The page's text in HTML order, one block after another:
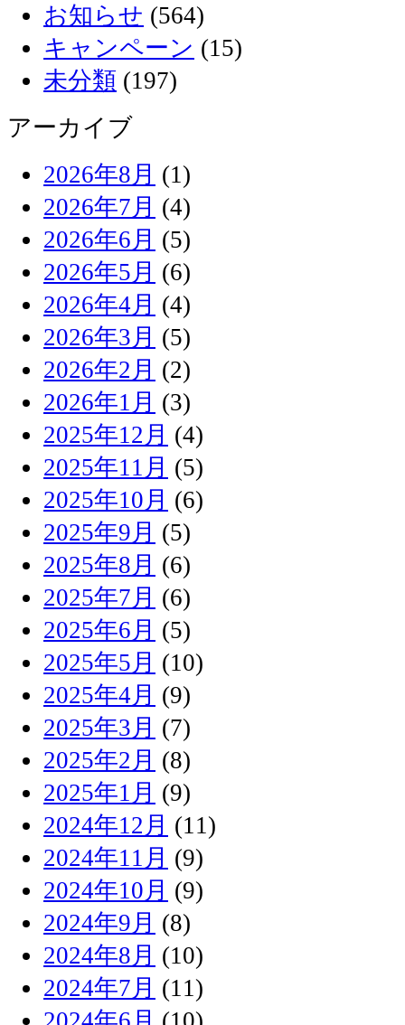
お知らせ (564)
キャンペーン (15)
未分類 (197)
アーカイブ
2026年8月 (1)
2026年7月 (4)
2026年6月 (5)
2026年5月 (6)
2026年4月 (4)
2026年3月 (5)
2026年2月 (2)
2026年1月 (3)
2025年12月 (4)
2025年11月 (5)
2025年10月 (6)
2025年9月 (5)
2025年8月 (6)
2025年7月 (6)
2025年6月 (5)
2025年5月 (10)
2025年4月 (9)
2025年3月 (7)
2025年2月 (8)
2025年1月 (9)
2024年12月 (11)
2024年11月 (9)
2024年10月 (9)
2024年9月 (8)
2024年8月 (10)
2024年7月 (11)